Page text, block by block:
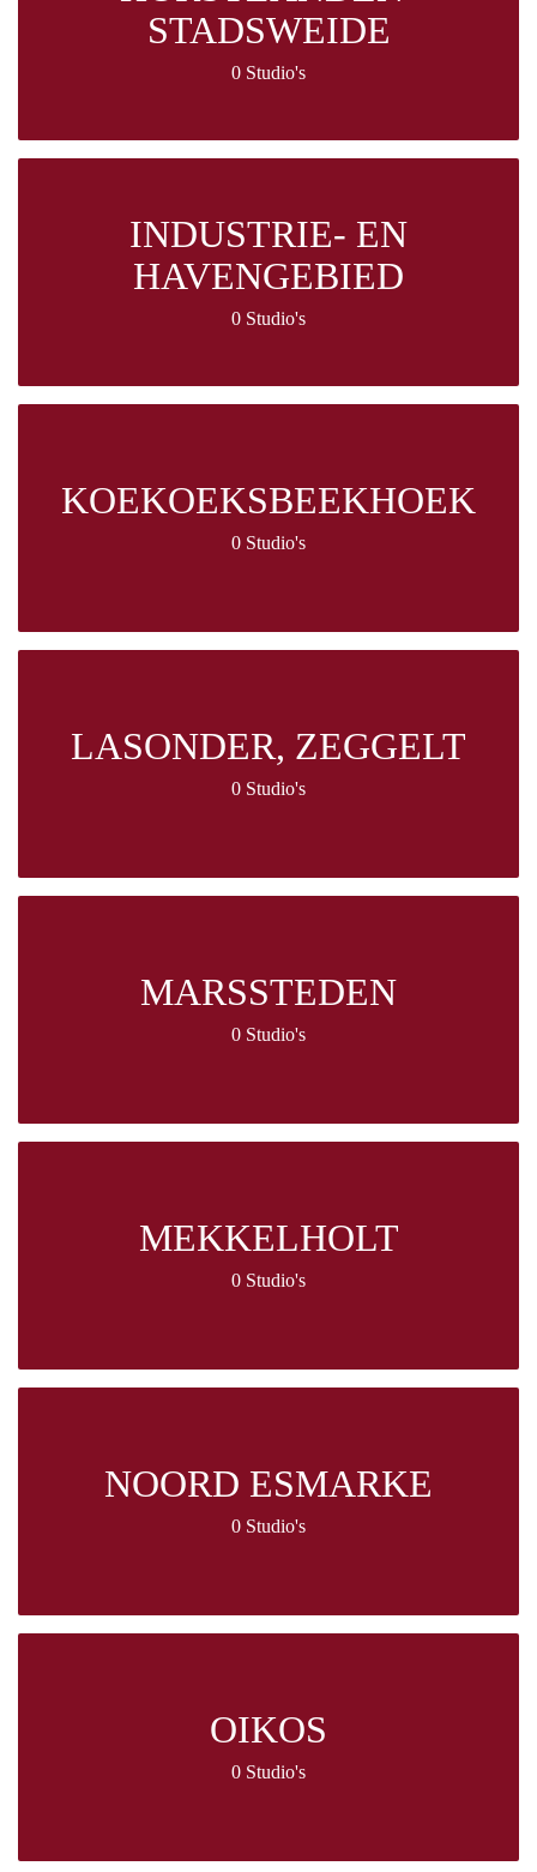
STADSWEIDE
0 Studio's
INDUSTRIE- EN
HAVENGEBIED
0 Studio's
KOEKOEKSBEEKHOEK
0 Studio's
LASONDER, ZEGGELT
0 Studio's
MARSSTEDEN
0 Studio's
MEKKELHOLT
0 Studio's
NOORD ESMARKE
0 Studio's
OIKOS
0 Studio's